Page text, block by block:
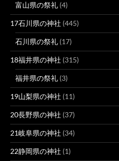
富山県の祭礼 (4)
17石川県の神社 (445)
石川県の祭礼 (17)
18福井県の神社 (315)
福井県の祭礼 (3)
19山梨県の神社 (11)
20長野県の神社 (37)
21岐阜県の神社 (34)
22静岡県の神社 (1)